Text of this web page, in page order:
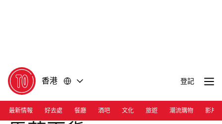
香港 登記
最新情報 好去處 餐廳 酒吧 文化 旅遊 潮流購物 影片